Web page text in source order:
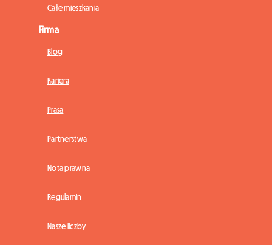
Całe mieszkania
Firma
Blog
Kariera
Prasa
Partnerstwa
Nota prawna
Regulamin
Nasze liczby